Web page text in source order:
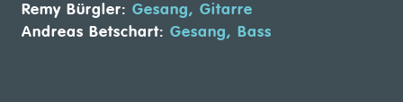
Remy Bürgler: Gesang, Gitarre
Andreas Betschart: Gesang, Bass